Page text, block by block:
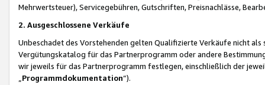
Mehrwertsteuer), Servicegebühren, Gutschriften, Preisnachlässe,
2. Ausgeschlossene Verkäufe
Unbeschadet des Vorstehenden gelten Qualifizierte Verkäufe nicht
Vergütungskatalog für das Partnerprogramm oder andere
wir jeweils für das Partnerprogramm festlegen, einschließlich der
Programmdokumentation“).